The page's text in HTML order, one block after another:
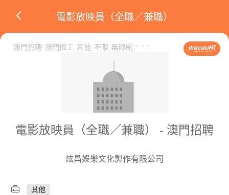
電影放映員（全職／兼職）
澳門招聘 澳門搵工 其他 不限 無限制 - - -
電影放映員（全職／兼職） - 澳門招聘
炫昌娛樂文化製作有限公司
其他